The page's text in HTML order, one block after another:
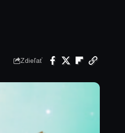
Zdieľať